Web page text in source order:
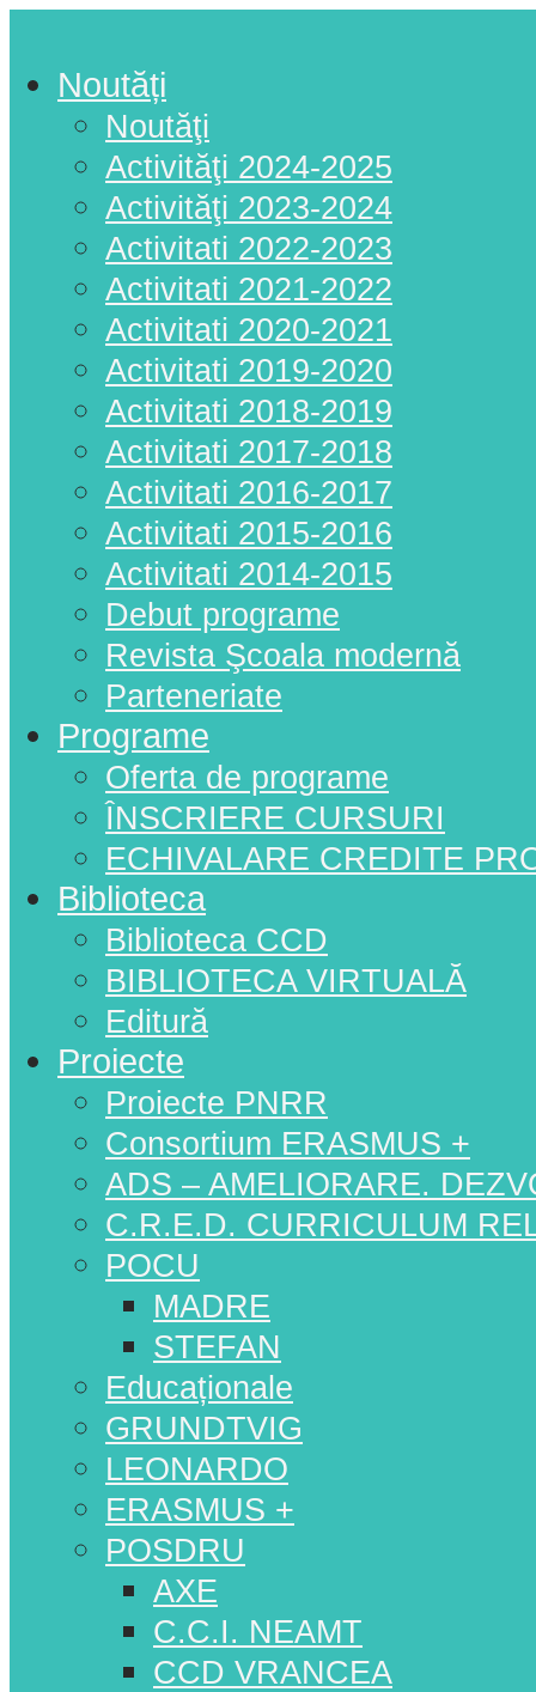
Noutăți
Noutăţi
Activităţi 2024-2025
Activităţi 2023-2024
Activitati 2022-2023
Activitati 2021-2022
Activitati 2020-2021
Activitati 2019-2020
Activitati 2018-2019
Activitati 2017-2018
Activitati 2016-2017
Activitati 2015-2016
Activitati 2014-2015
Debut programe
Revista Şcoala modernă
Parteneriate
Programe
Oferta de programe
ÎNSCRIERE CURSURI
ECHIVALARE CREDITE
Biblioteca
Biblioteca CCD
BIBLIOTECA VIRTUALĂ
Editură
Proiecte
Proiecte PNRR
Consortium ERASMUS +
ADS – AMELIORARE.
C.R.E.D. CURRICULUM
POCU
MADRE
STEFAN
Educaționale
GRUNDTVIG
LEONARDO
ERASMUS +
POSDRU
AXE
C.C.I. NEAMT
CCD VRANCEA